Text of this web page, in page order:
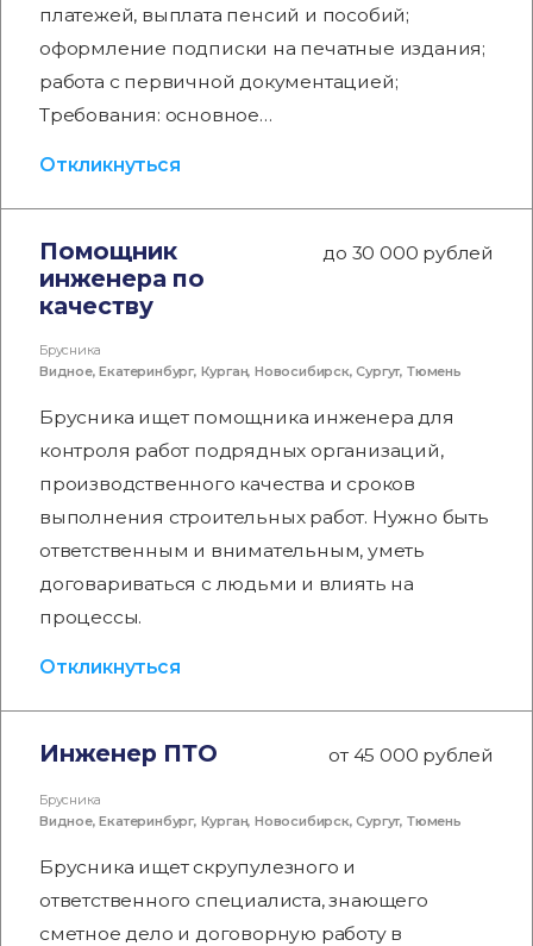
платежей, выплата пенсий и пособий;
оформление подписки на печатные издания;
работа с первичной документацией;
Требования: основное…
Откликнуться
Помощник
инженера по
качеству
до 30 000 рублей
Брусника
Видное,Екатеринбург, Курган,Новосибирск,Сургут, Тюмень
Брусника ищет помощника инженера для
контроля работ подрядных организаций,
производственного качества и сроков
выполнения строительных работ. Нужно быть
ответственным и внимательным, уметь
договариваться с людьми и влиять на
процессы.
Откликнуться
Инженер ПТО от 45 000 рублей
Брусника
Видное,Екатеринбург, Курган,Новосибирск,Сургут, Тюмень
Брусника ищет скрупулезного и
ответственного специалиста, знающего
сметное дело и договорную работу в